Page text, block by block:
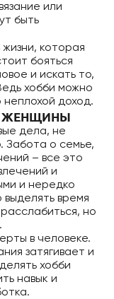
или
быть
которая
бояться
и искать то,
хобби можно
неплохой доход.
ЖЕНЩИНЫ
дела, не
Забота о семье,
– все это
и
и нередко
время
но
в человеке.
затягивает и
хобби
навык и